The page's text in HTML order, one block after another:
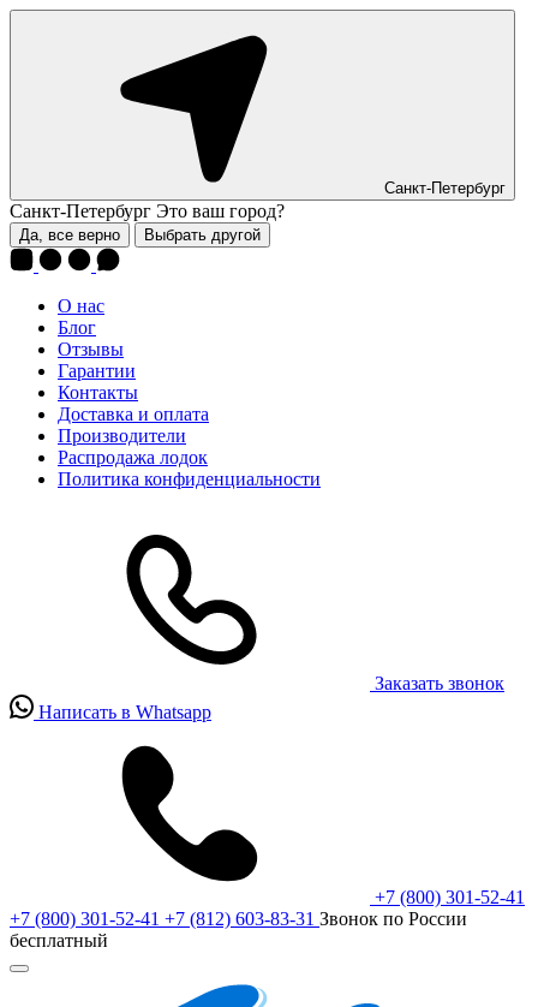
Санкт-Петербург
Санкт-Петербург Это ваш город?
Да, все верно Выбрать другой
О нас
Блог
Отзывы
Гарантии
Контакты
Доставка и оплата
Производители
Распродажа лодок
Политика конфиденциальности
Заказать звонок
Написать в Whatsapp
+7 (800) 301-52-41
+7 (800) 301-52-41 +7 (812) 603-83-31 Звонок по России
бесплатный